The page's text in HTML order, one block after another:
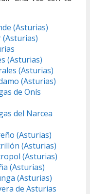
(Asturias)
(Asturias)
(Asturias)
(Asturias)
(Asturias)
de Onís
del Narcea
(Asturias)
(Asturias)
(Asturias)
(Asturias)
(Asturias)
de Asturias